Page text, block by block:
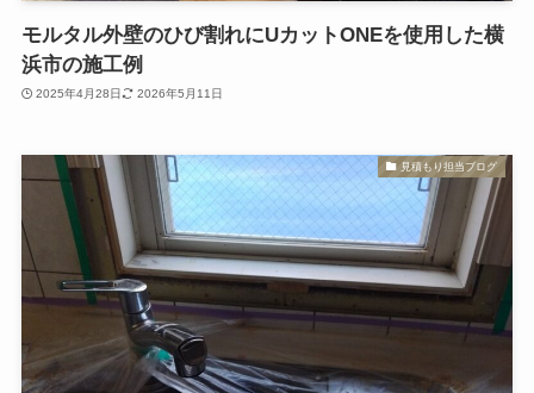
モルタル外壁のひび割れにUカットONEを使用した横
浜市の施工例
2025年4月28日 2026年5月11日
見積もり担当ブログ